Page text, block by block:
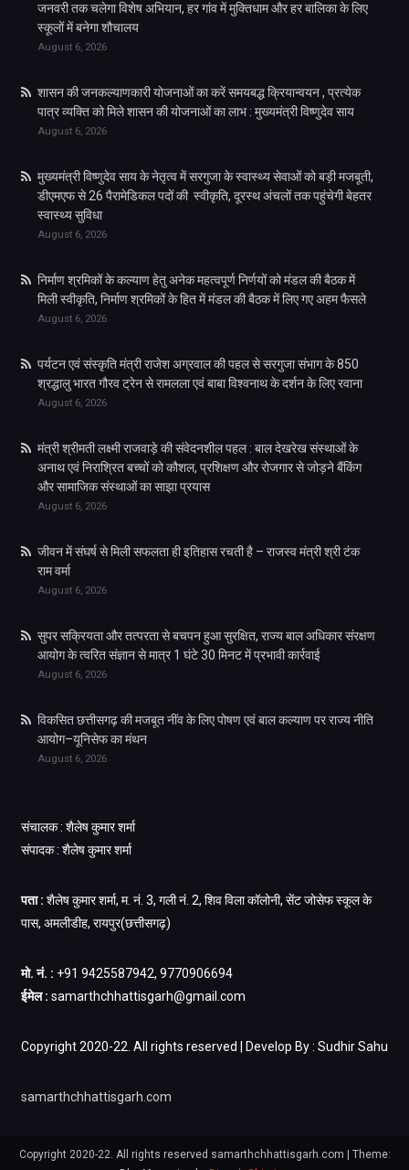
जनवरी तक चलेगा विशेष अभियान, हर गांव में मुक्तिधाम और हर बालिका के लिए
स्कूलों में बनेगा शौचालय
August 6, 2026
शासन की जनकल्याणकारी योजनाओं का करें समयबद्ध क्रियान्वयन , प्रत्येक
पात्र व्यक्ति को मिले शासन की योजनाओं का लाभ : मुख्यमंत्री विष्णुदेव साय
August 6, 2026
मुख्यमंत्री विष्णुदेव साय के नेतृत्व में सरगुजा के स्वास्थ्य सेवाओं को बड़ी मजबूती,
डीएमएफ से 26 पैरामेडिकल पदों की स्वीकृति, दूरस्थ अंचलों तक पहुंचेगी बेहतर
स्वास्थ्य सुविधा
August 6, 2026
निर्माण श्रमिकों के कल्याण हेतु अनेक महत्वपूर्ण निर्णयों को मंडल की बैठक में
मिली स्वीकृति, निर्माण श्रमिकों के हित में मंडल की बैठक में लिए गए अहम फैसले
August 6, 2026
पर्यटन एवं संस्कृति मंत्री राजेश अग्रवाल की पहल से सरगुजा संभाग के 850
श्रद्धालु भारत गौरव ट्रेन से रामलला एवं बाबा विश्वनाथ के दर्शन के लिए रवाना
August 6, 2026
मंत्री श्रीमती लक्ष्मी राजवाड़े की संवेदनशील पहल : बाल देखरेख संस्थाओं के
अनाथ एवं निराश्रित बच्चों को कौशल, प्रशिक्षण और रोजगार से जोड़ने बैंकिंग
और सामाजिक संस्थाओं का साझा प्रयास
August 6, 2026
जीवन में संघर्ष से मिली सफलता ही इतिहास रचती है – राजस्व मंत्री श्री टंक
राम वर्मा
August 6, 2026
सुपर सक्रियता और तत्परता से बचपन हुआ सुरक्षित, राज्य बाल अधिकार संरक्षण
आयोग के त्वरित संज्ञान से मात्र 1 घंटे 30 मिनट में प्रभावी कार्रवाई
August 6, 2026
विकसित छत्तीसगढ़ की मजबूत नींव के लिए पोषण एवं बाल कल्याण पर राज्य नीति
आयोग–यूनिसेफ का मंथन
August 6, 2026
संचालक : शैलेष कुमार शर्मा
संपादक : शैलेष कुमार शर्मा
पता : शैलेष कुमार शर्मा, म. नं. 3, गली नं. 2, शिव विला कॉलोनी, सेंट जोसेफ स्कूल के
पास, अमलीडीह, रायपुर(छत्तीसगढ़)
मो. नं. : +91 9425587942, 9770906694
ईमेल : samarthchhattisgarh@gmail.com
Copyright 2020-22. All rights reserved | Develop By : Sudhir Sahu
samarthchhattisgarh.com
Copyright 2020-22. All rights reserved samarthchhattisgarh.com
Theme: